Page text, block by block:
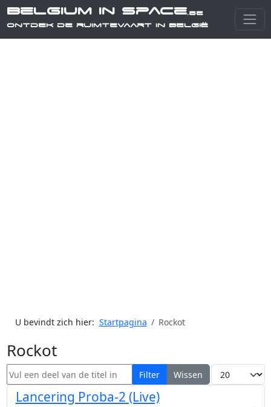
Belgium in Space.be
Ontdek de ruimtevaart in België
U bevindt zich hier: Startpagina Rockot
Rockot
Vul een deel van de titel in Filter Wissen Toon #
Lancering Proba-2 (Live)